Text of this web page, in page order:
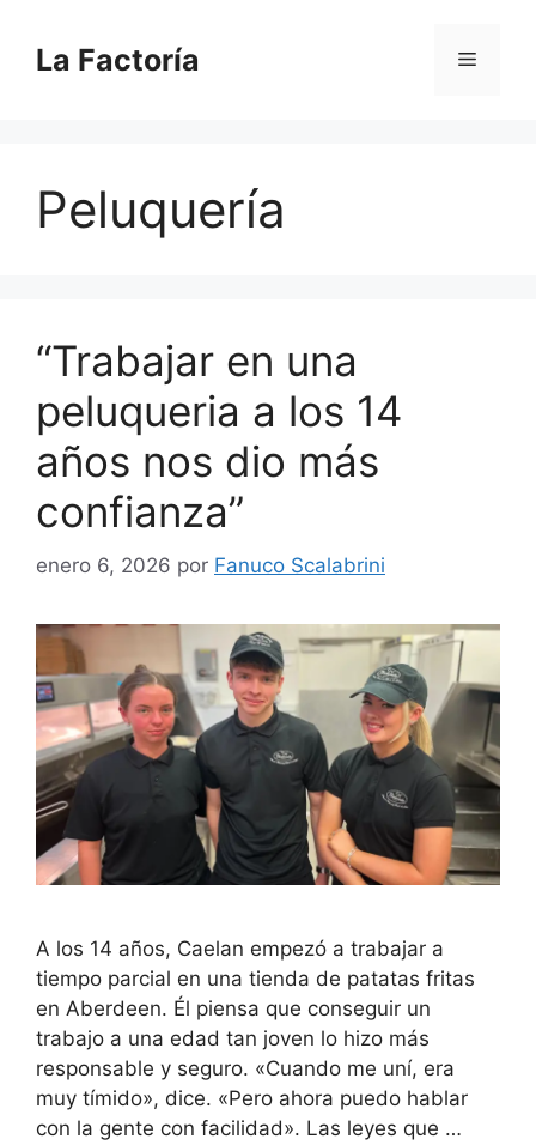
contenido
La Factoría Menú
Peluquería
“Trabajar en una
peluqueria a los 14
años nos dio más
confianza”
enero 6, 2026 por Fanuco Scalabrini
A los 14 años, Caelan empezó a trabajar a
tiempo parcial en una tienda de patatas fritas
en Aberdeen. Él piensa que conseguir un
trabajo a una edad tan joven lo hizo más
responsable y seguro. «Cuando me uní, era
muy tímido», dice. «Pero ahora puedo hablar
con la gente con facilidad». Las leyes que …